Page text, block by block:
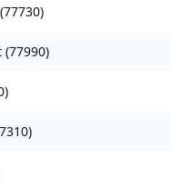
(77730)
(77990)
)
)